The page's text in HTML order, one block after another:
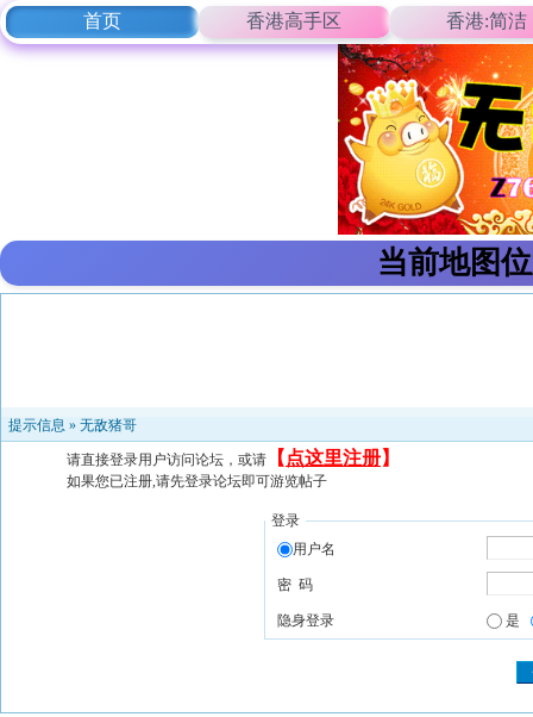
首页 香港高手区 香港:简洁
当前地图
提示信息 » 无敌猪哥
请直接登录用户访问论坛，或请 【 点这里注册】
如果您已注册,请先登录论坛即可游览帖子
登录
用户名
密 码
隐身登录 是